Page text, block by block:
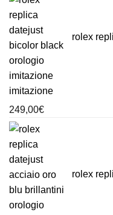
rolex
imitazione
249,00€
rolex